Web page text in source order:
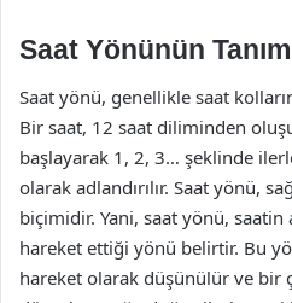
Saat Yönünün
Saat yönü, genellikle saat
Bir saat, 12 saat diliminden
başlayarak 1, 2, 3… şeklinde
olarak adlandırılır. Saat yönü,
biçimidir. Yani, saat yönü, saatin
hareket ettiği yönü belirtir. Bu
hareket olarak düşünülür ve bir